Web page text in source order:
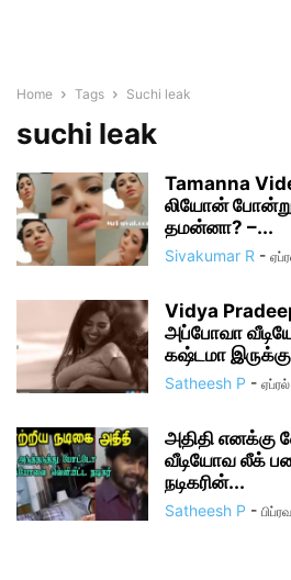
Home Tags Suchi leak
suchi leak
Tamanna
லியோன் போன்று
தமன்னா? –...
Sivakumar R -
Vidya
அப்போவா
கஷ்டமா
Satheesh P -
அதிதி எனக்கு
வீடியோவ லீக்
நடிகரின்...
Satheesh P -